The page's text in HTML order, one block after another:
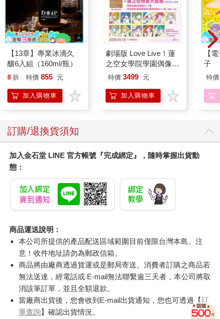
【13章】專業冰滴久
釀6入組（160ml/瓶）
8 折 特價 855 元
加入購物車
劇場版 Love Live！蓮
之空女學院學園偶像俱
樂部 Bloom Garden
組
特價 3499 元
加入購物車
【
子
特價
訂購/退換貨須知
加入金石堂 LINE 官方帳號『完成綁定』，隨時掌握出貨動
態：
商品運送說明：
本公司所提供的產品配送區域範圍目前僅限台灣本島。注
意！收件地址請勿為郵政信箱。
商品將由廠商透過貨運或是郵局寄送。消費者訂購之商品若
無法送達，經電話或 E-mail無法聯繫逾三天者，本公司將取
消該筆訂單，並且全額退款。
當廠商出貨後，您會收到E-mail出貨通知，您也可透過【訂
單查詢】確認出貨情況。